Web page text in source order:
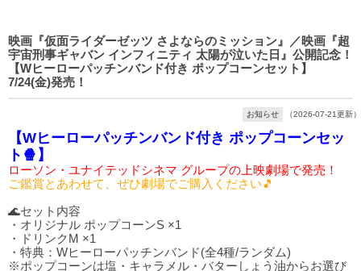
映画『仮面ライダーゼッツ さよならのミッション』／映画『超
宇宙刑事ギャバン インフィニティ 太陽が泣いた日』公開記念！
【Wヒーローパッチンバンド付き ポップコーンセット】
7/24(金)発売！
お知らせ （2026-07-21更新）
【Wヒーローパッチンバンド付き ポップコーンセッ
ト🍿】
ローソン・ユナイテッドシネマ グループの上映劇場で発売！
ご鑑賞とあわせて、ぜひ劇場でご購入ください🎵
🌊セット内容
・オリジナル ポップコーンS ×1
・ドリンクM ×1
・特典：Wヒーローパッチンバンド(全4種/ランダム)
※ポップコーンは塩・キャラメル・バターしょう油からお選び